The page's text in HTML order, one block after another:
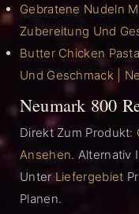
Gebratene Nudeln
Zubereitung Und
Butter Chicken
Und Geschmack |
Neumark 800
Direkt Zum Produkt:
Ansehen. Alternativ
Unter Liefergebiet
Planen.